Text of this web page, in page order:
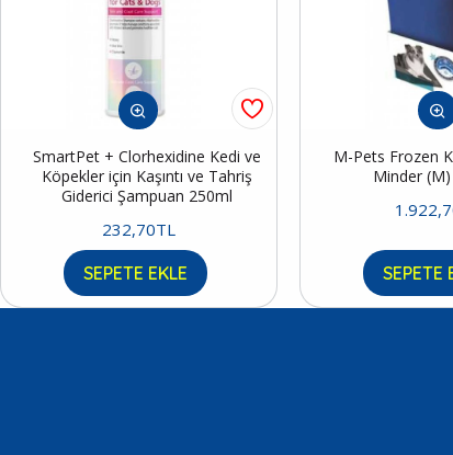
SmartPet + Clorhexidine Kedi ve
Köpekler için Kaşıntı ve Tahriş
Giderici Şampuan 250ml
232,70TL
SEPETE EKLE
M-Pets Frozen
Minder
SEPETE